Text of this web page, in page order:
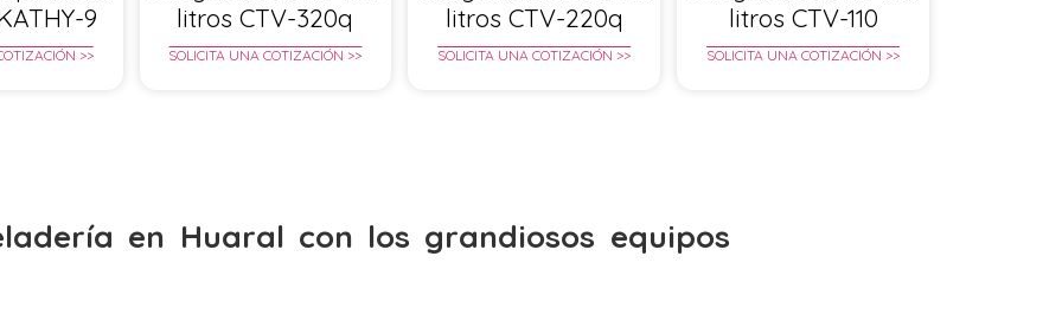
9
>>
litros CTV-320q
SOLICITA UNA COTIZACIÓN >>
litros CTV-220q
SOLICITA UNA COTIZACIÓN >>
litros CTV-110
SOLICITA UNA COTIZACIÓN >>
en Huaral con los grandiosos equipos